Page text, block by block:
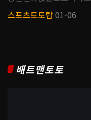
스포츠토토탑01-06
배트맨토토